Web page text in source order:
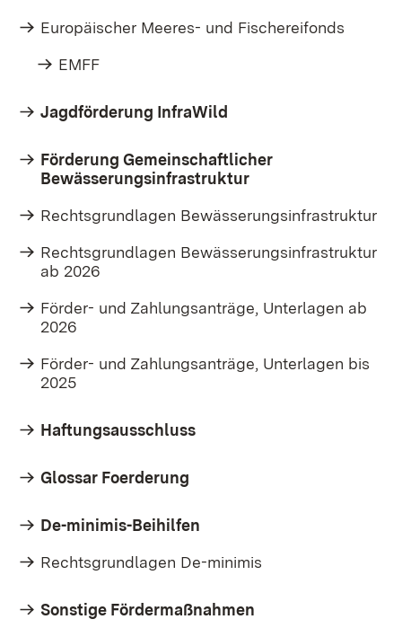
Europäischer Meeres- und Fischereifonds
EMFF
Jagdförderung InfraWild
Förderung Gemeinschaftlicher
Bewässerungsinfrastruktur
Rechtsgrundlagen Bewässerungsinfrastruktur
Rechtsgrundlagen Bewässerungsinfrastruktur
ab 2026
Förder- und Zahlungsanträge, Unterlagen ab
2026
Förder- und Zahlungsanträge, Unterlagen bis
2025
Haftungsausschluss
Glossar Foerderung
De-minimis-Beihilfen
Rechtsgrundlagen De-minimis
Sonstige Fördermaßnahmen